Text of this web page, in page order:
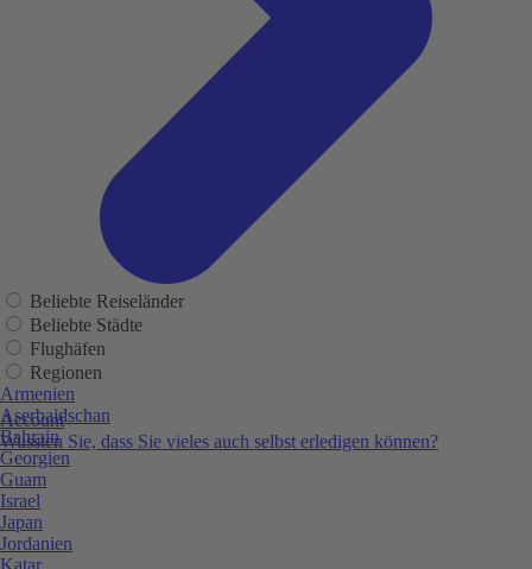
Account
Wussten Sie, dass Sie vieles auch selbst erledigen können?
Beliebte Reiseländer
Beliebte Städte
Flughäfen
Regionen
Armenien
Aserbaidschan
Bahrain
Georgien
Guam
Israel
Japan
Jordanien
Katar